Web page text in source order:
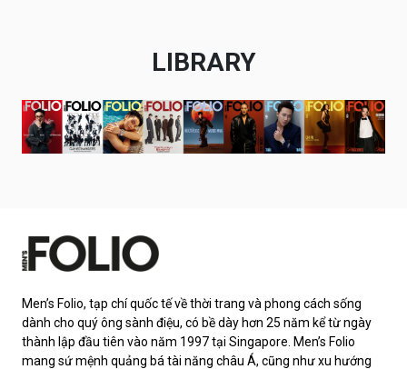
LIBRARY
Men’s Folio, tạp chí quốc tế về thời trang và phong cách sống
dành cho quý ông sành điệu, có bề dày hơn 25 năm kể từ ngày
thành lập đầu tiên vào năm 1997 tại Singapore. Men’s Folio
mang sứ mệnh quảng bá tài năng châu Á, cũng như xu hướng